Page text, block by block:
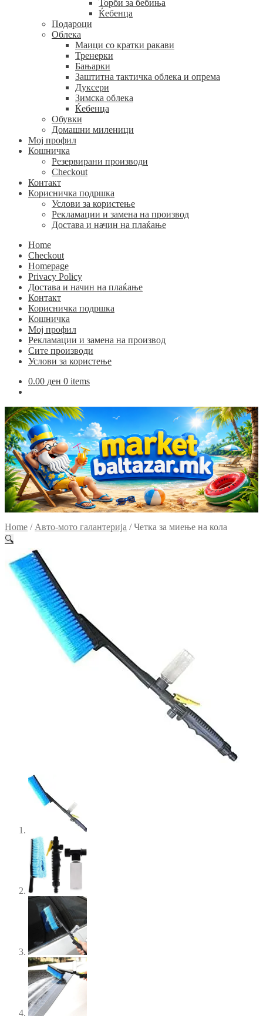
Торби за бебиња
Ќебенца
Подароци
Облека
Маици со кратки ракави
Тренерки
Бањарки
Заштитна тактичка облека и опрема
Дуксери
Зимска облека
Ќебенца
Обувки
Домашни миленици
Мој профил
Кошничка
Резервирани производи
Checkout
Контакт
Корисничка подршка
Услови за користење
Рекламации и замена на производ
Достава и начин на плаќање
Home
Checkout
Homepage
Privacy Policy
Достава и начин на плаќање
Контакт
Корисничка подршка
Кошничка
Мој профил
Рекламации и замена на производ
Сите производи
Услови за користење
0.00 ден 0 items
Home / Авто-мото галантерија /Четка за миење на кола
🔍